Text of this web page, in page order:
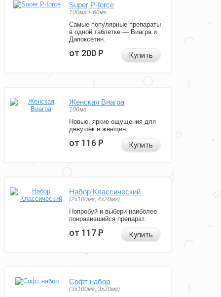
Super P-force
100мг + 60мг
Самые популярные препараты
в одной таблетке — Виагра и
Дапоксетин.
от 200Р Купить
Женская Виагра
100мг
Новые, яркие ощущения для
девушек и женщин.
от 116Р Купить
Набор Классический
(2x100мг, 4x20мг)
Попробуй и выбери наиболее
понравившийся препарат.
от 117Р Купить
Софт набор
(3x100мг, 3x20мг)